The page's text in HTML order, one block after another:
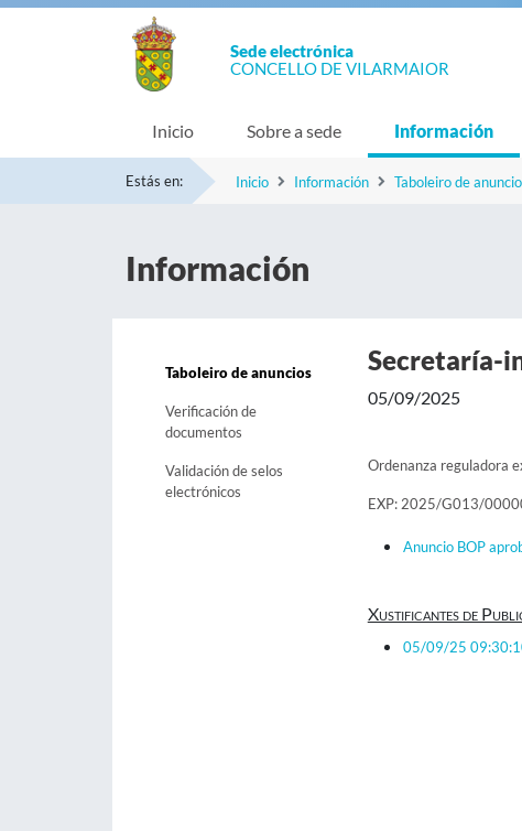
Sede electrónica
CONCELLO DE VILARMAIOR
Inicio Sobre a sede Información
Estás en: Inicio Información Taboleiro de
Información
Taboleiro de anuncios
Verificación de
documentos
Validación de selos
electrónicos
Secretaría-
05/09/2025
Ordenanza reguladora
EXP: 2025/G013/
Anuncio BOP
Xustificantes de
05/09/25